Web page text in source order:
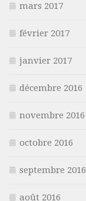
mars 2017
février 2017
janvier 2017
décembre 2016
novembre 2016
octobre 2016
septembre 2016
août 2016